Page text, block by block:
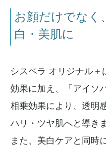
お顔だけでなく
白・美肌に
シスペラ オリジナル＋
効果に加え、「アイソ
相乗効果により、透明
ハリ・ツヤ肌へと導き
また、美白ケアと同時